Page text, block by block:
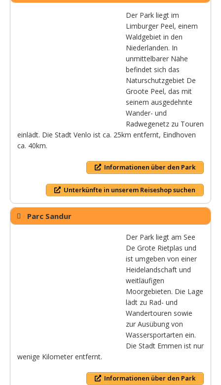
Der Park liegt im
Limburger Peel, einem
Waldgebiet in den
Niederlanden. In
unmittelbarer Nähe
befindet sich das
Naturschutzgebiet De
Groote Peel, das mit
seinem ausgedehnte
Wander- und
Radwegenetz zu Touren
einlädt. Die Stadt Venlo ist ca. 25km entfernt, Eindhoven
ca. 40km.
Informationen über den Park
Unterkünfte in unserem Reiseshop suchen
Parc Sandur
Der Park liegt am See
De Grote Rietplas und
ist umgeben von einer
Heidelandschaft und
weitläufigen
Moorgebieten. Die Lage
lädt zu Rad- und
Wandertouren sowie
zur Ausübung von
Wassersportarten ein.
Die Stadt Emmen ist nur
wenige Kilometer entfernt.
Informationen über den Park